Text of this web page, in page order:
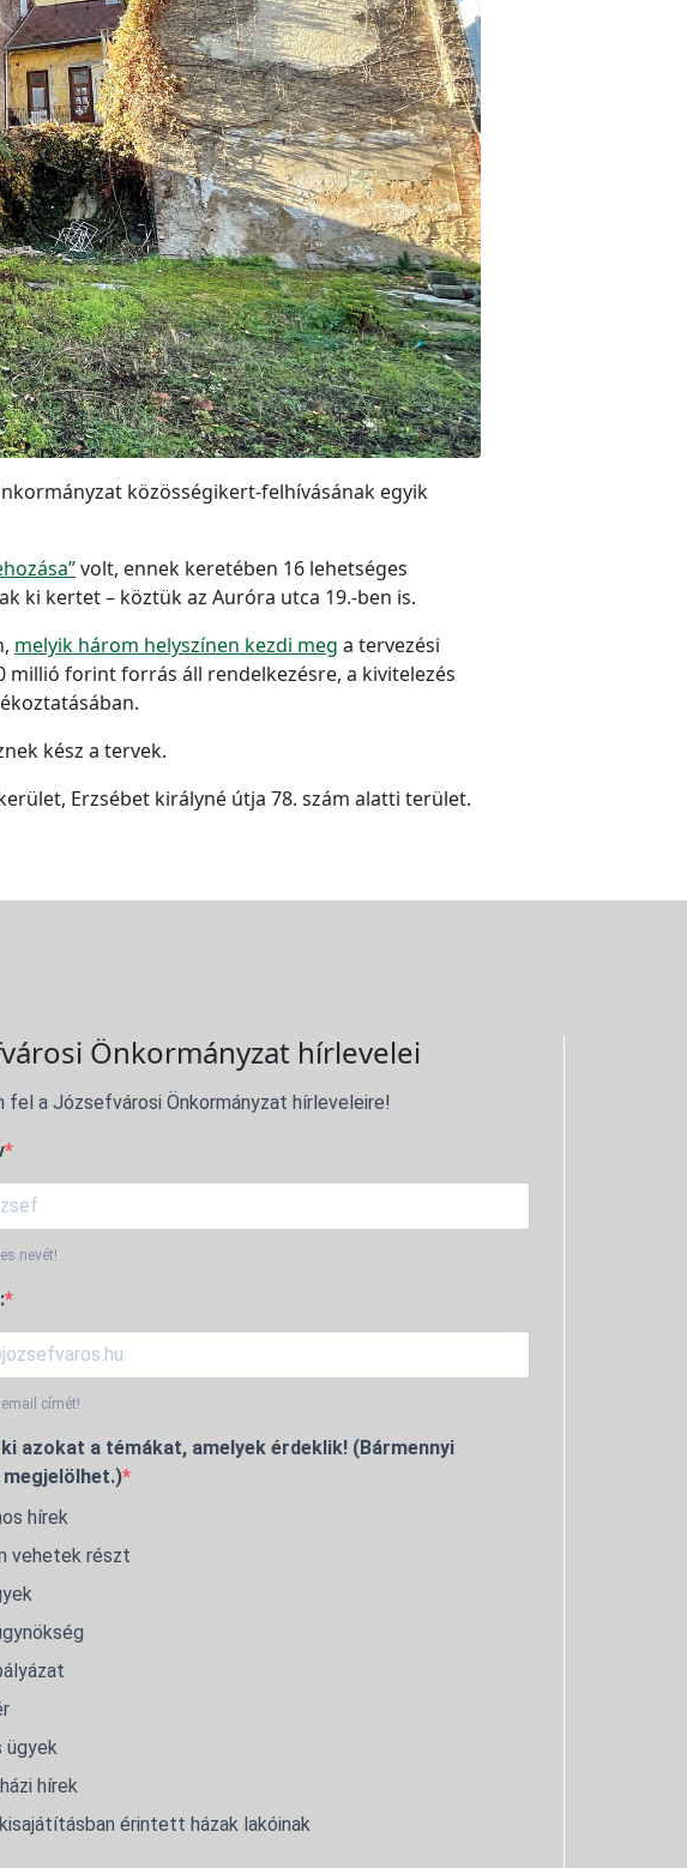
közösségikert-felhívásának egyik
volt, ennek keretében 16 lehetséges
ki kertet – köztük az Auróra utca 19.-ben is.
melyik három helyszínen kezdi meg a tervezési
millió forint forrás áll rendelkezésre, a kivitelezés
kész a tervek.
Erzsébet királyné útja 78. szám alatti terület.
Önkormányzat hírlevelei
fel a Józsefvárosi Önkormányzat hírleveleire!
nevét!
címét!
azokat a témákat, amelyek érdeklik! (Bármennyi
hírek
vehetek részt
ügyek
hírek
érintett házak lakóinak